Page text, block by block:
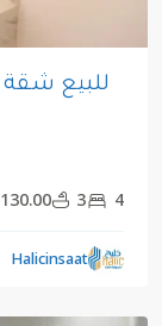
للبيع شقة 5+1 في المملكة العربية السعودية
4
3
130.00 m
Halicinsaatالمملكة
العربية